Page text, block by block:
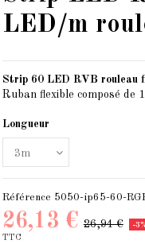
LED/m
Strip 60 LED RVB rouleau
Ruban flexible composé de
Longueur
Référence 5050-ip65-60-
26,13 € 26,94 € -
TTC